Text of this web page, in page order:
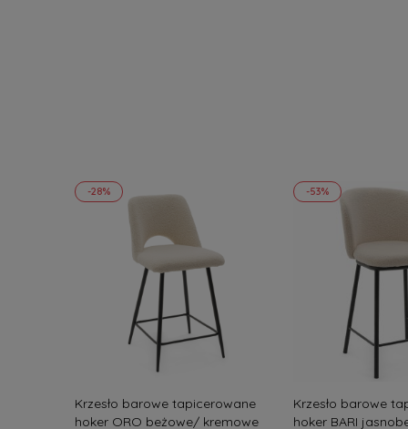
Krzesło barowe tapicerowane
hoker ORO beżowe/ kremowe
-28%
Krzesło barowe
hoker BARI
-53%